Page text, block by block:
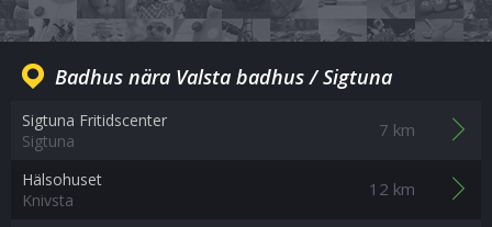
Badhus nära Valsta badhus / Sigtuna
Sigtuna Fritidscenter
Sigtuna
7 km
Hälsohuset
Knivsta
12 km